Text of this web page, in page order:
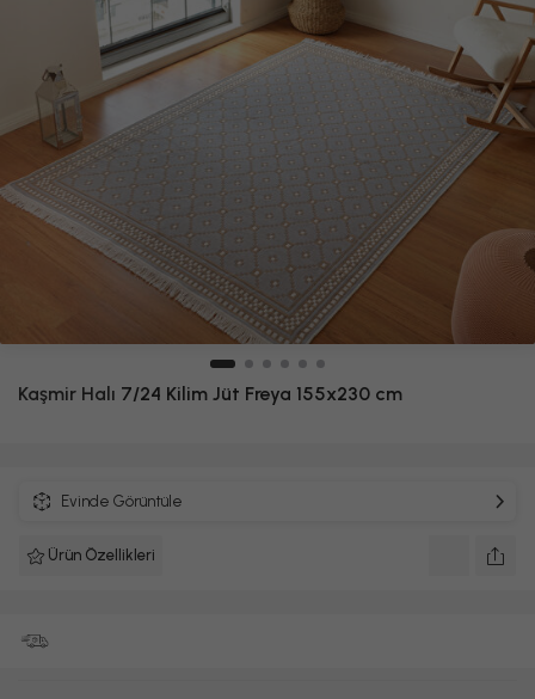
Kaşmir Halı 7/24 Kilim Jüt Freya 155x230 cm
Evinde Görüntüle
Ürün Özellikleri